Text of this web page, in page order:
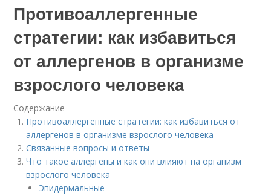
Противоаллергенные
стратегии: как избавиться
от аллергенов в организме
взрослого человека
Содержание
Противоаллергенные стратегии: как избавиться от
аллергенов в организме взрослого человека
Связанные вопросы и ответы
Что такое аллергены и как они влияют на организм
взрослого человека
Эпидермальные